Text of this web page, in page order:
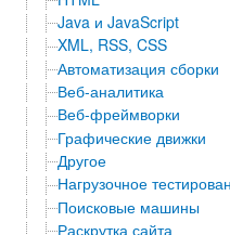
Java и JavaScript
XML, RSS, CSS
Автоматизация сборки
Веб-аналитика
Веб-фреймворки
Графические движки
Другое
Нагрузочное
Поисковые машины
Раскрутка сайта